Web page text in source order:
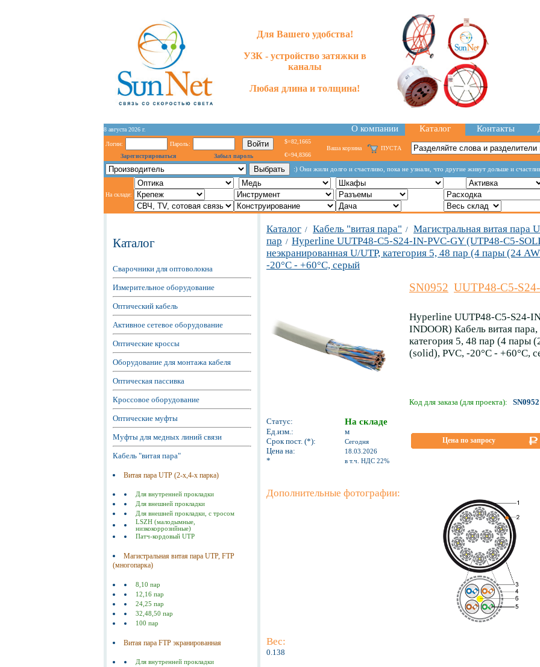
Для Вашего удобства!
УЗК - устройство затяжки в
каналы
Любая длина и толщина!
8 августа 2026 г. О компании Каталог Контакты
Логин:
Пароль:
Зарегистрироваться
Забыл пароль
$=82,1665
€=94,8366
Ваша корзина ПУСТА
:) Они жили долго и счастливо, пока не узнали, что другие живут дольше и
На складе:
Каталог
Сварочники для оптоволокна
Измерительное оборудование
Оптический кабель
Активное сетевое оборудование
Оптические кроссы
Оборудование для монтажа кабеля
Оптическая пассивка
Кроссовое оборудование
Оптические муфты
Муфты для медных линий связи
Кабель "витая пара"
Витая пара UTP (2-х,4-х парка)
Для внутренней прокладки
Для внешней прокладки
Для внешней прокладки, с тросом
LSZH (малодымные,
низкокоррозийные)
Патч-кордовый UTP
Магистральная витая пара UTP, FTP
(многопарка)
8,10 пар
12,16 пар
24,25 пар
32,48,50 пар
100 пар
Витая пара FTP экранированная
Для внутренней прокладки
Каталог / Кабель "витая пара" / Магистральная витая пара
пар / Hyperline UUTP48-C5-S24-IN-PVC-GY (UTP48-C5-
неэкранированная U/UTP, категория 5, 48 пар (4 пары (24
-20°C - +60°C, серый
SN0952 UUTP48-C5-
Hyperline UUTP48-C5-S24-
INDOOR) Кабель витая
категория 5, 48 пар (4 пары
(solid), PVC, -20°C - +60°C,
Код для заказа (для проекта): SN0952
Статус: На складе
Ед.изм.:
м
Срок пост. (*):
Сегодня
Цена на: 18.03.2026
* в т.ч. НДС 22%
Цена по запросу
Дополнительные фотографии:
Вес:
0.138